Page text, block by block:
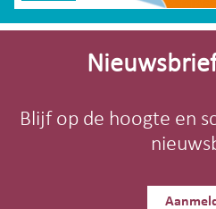
Site-
Blijf op de hoogte en